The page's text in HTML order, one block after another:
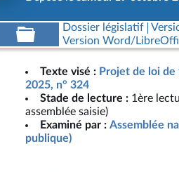
Dossier législatif
Version Word/
Texte visé : Projet de loi
2025, n° 324
Stade de lecture : 1ère
assemblée saisie)
Examiné par : Assemblée
publique)